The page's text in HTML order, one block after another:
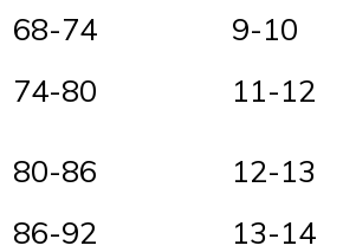
68-74
9-10
74-80
11-12
80-86
12-13
86-92
13-14